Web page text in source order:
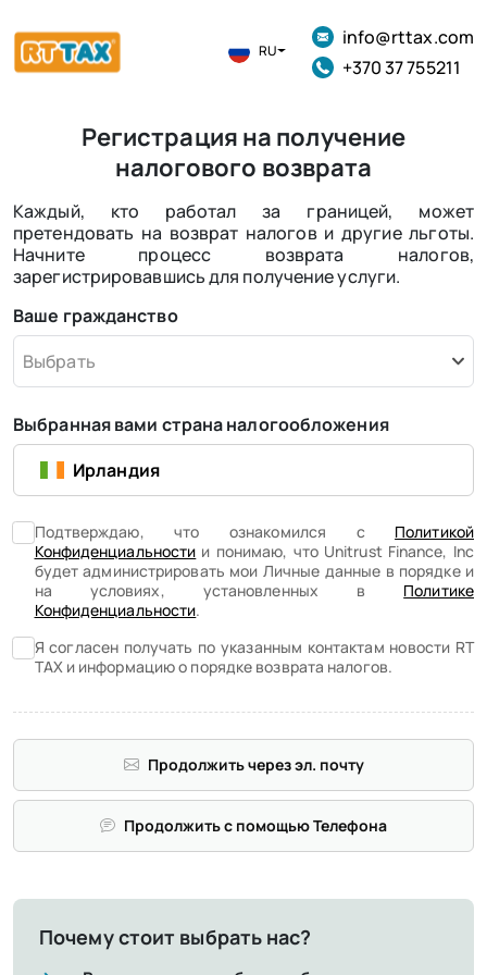
RU
info@rttax.com
+370 37 755211
Регистрация на получение
налогового возврата
Каждый, кто работал за границей, может
претендовать на возврат налогов и другие льготы.
Начните процесс возврата налогов,
зарегистрировавшись для получение услуги.
Ваше гражданство
Выбрать
Выбранная вами страна налогообложения
Ирландия
Подтверждаю, что ознакомился с Политикой
Конфиденциальности и понимаю, что Unitrust Finance, Inc
будет администрировать мои Личные данные в порядке и
на условиях, установленных в Политике
Конфиденциальности.
Я согласен получать по указанным контактам новости RT
TAX и информацию о порядке возврата налогов.
Продолжить через эл. почту
Продолжить с помощью Телефона
Почему стоит выбрать нас?